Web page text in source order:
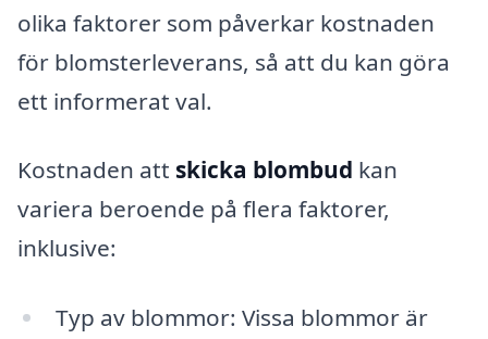
olika faktorer som påverkar kostnaden
för blomsterleverans, så att du kan göra
ett informerat val.
Kostnaden att skicka blombud kan
variera beroende på flera faktorer,
inklusive:
Typ av blommor: Vissa blommor är